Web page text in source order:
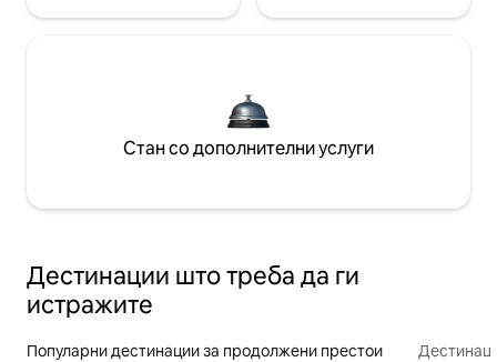
Стан со дополнителни услуги
Дестинации што треба да ги
истражите
Популарни дестинации за продолжени престои